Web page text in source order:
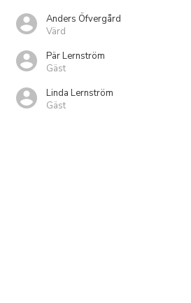
Anders Öfvergård
Värd
Pär Lernström
Gäst
Linda Lernström
Gäst